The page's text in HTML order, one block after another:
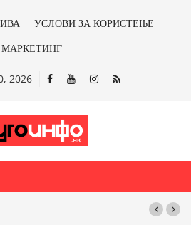
УСЛОВИ ЗА КОРИСТЕЊЕ
МАРКЕТИНГ
2026